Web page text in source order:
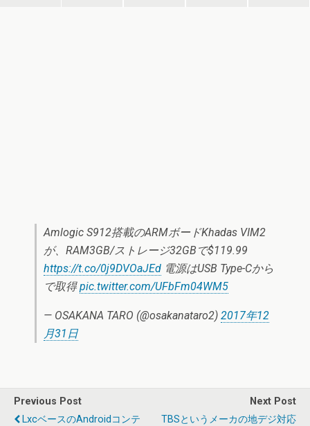
Amlogic S912搭載のARMボードKhadas VIM2
が、RAM3GB/ストレージ32GBで$119.99
https://t.co/0j9DVOaJEd 電源はUSB Type-Cから
で取得pic.twitter.com/UFbFm04WM5
— OSAKANA TARO (@osakanataro2) 2017年12
月31日
Previous Post
LxcベースのAndroidコンテ
Next Post
TBSというメーカの地デジ対応